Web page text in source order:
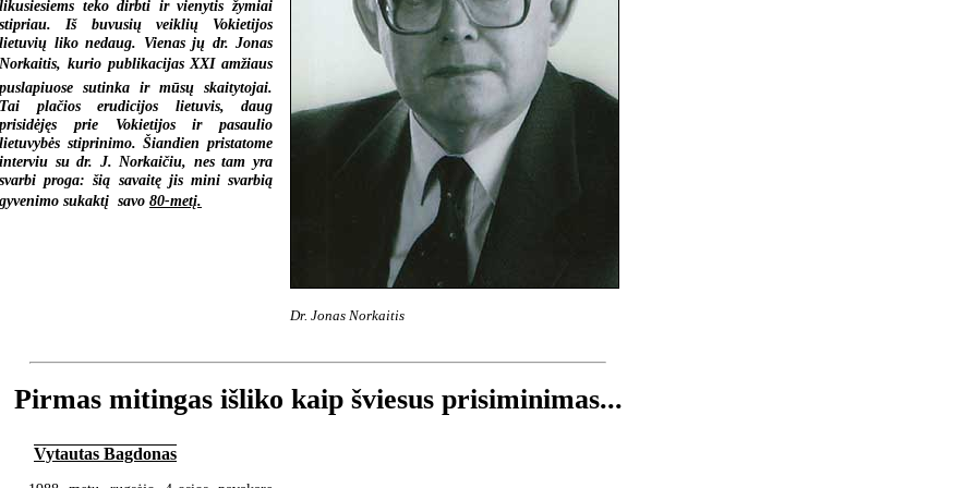
Dr. Jonas Norkaitis
likusiesiems teko dirbti ir vienytis žymiai
stipriau. Iš buvusių veiklių Vokietijos
lietuvių liko nedaug. Vienas jų dr. Jonas
Norkaitis, kurio publikacijas XXI amžiaus
puslapiuose sutinka ir mūsų skaitytojai.
Tai plačios erudicijos lietuvis, daug
prisidėjęs prie Vokietijos ir pasaulio
lietuvybės stiprinimo. Šiandien pristatome
interviu su dr. J. Norkaičiu, nes tam yra
svarbi proga: šią savaitę jis mini svarbią
gyvenimo sukaktį  savo 80-metį.
Pirmas mitingas išliko kaip šviesus prisiminimas...
Vytautas Bagdonas